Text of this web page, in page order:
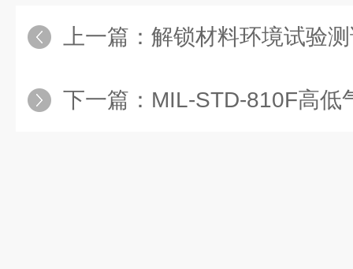
上一篇： 解锁材料环境试验
下一篇： MIL-STD-810F高低气压温湿